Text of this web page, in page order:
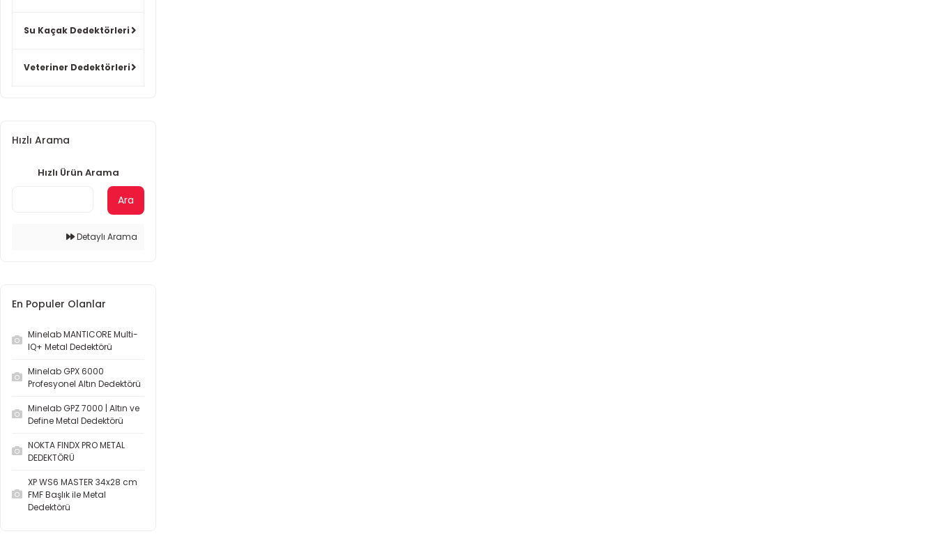
Su Kaçak Dedektörleri
Veteriner Dedektörleri
Hızlı Arama
Hızlı Ürün Arama
Ara
Detaylı Arama
En Populer Olanlar
Minelab MANTICORE Multi-
IQ+ Metal Dedektörü
Minelab GPX 6000
Profesyonel Altın Dedektörü
Minelab GPZ 7000 | Altın ve
Define Metal Dedektörü
NOKTA FINDX PRO METAL
DEDEKTÖRÜ
XP WS6 MASTER 34x28 cm
FMF Başlık ile Metal
Dedektörü